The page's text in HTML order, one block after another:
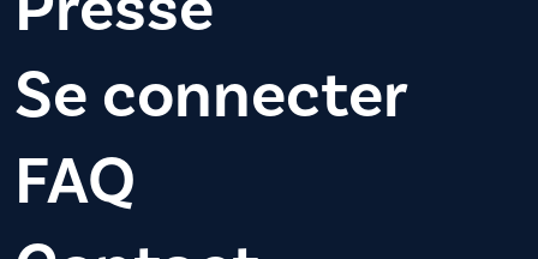
Se connecter
FAQ